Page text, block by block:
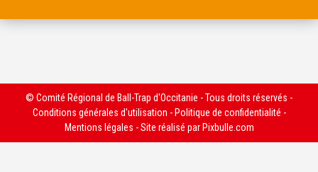
© Comité Régional de Ball-Trap d'Occitanie - Tous droits réservés -
Conditions générales d'utilisation - Politique de confidentialité -
Mentions légales - Site réalisé par Pixbulle.com